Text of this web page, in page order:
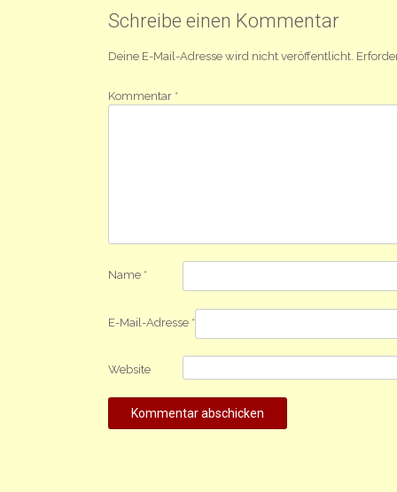
Navigation
Schreibe einen Kommentar
Deine E-Mail-Adresse wird nicht veröffentlicht.
Kommentar *
Name *
E-Mail-Adresse *
Website